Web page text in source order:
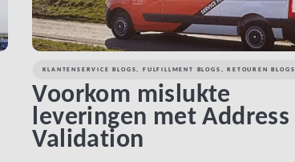
KLANTENSERVICE BLOGS FULFILLMENT BLOGS ,RETOUREN BLOGS
Voorkom mislukte
leveringen met Address
Validation